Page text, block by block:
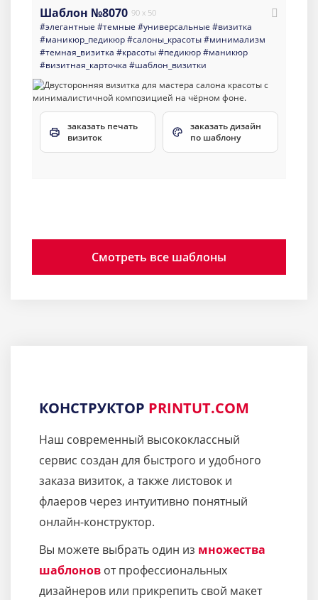
Шаблон №8070 90 x 50
#элегантные #темные #универсальные #визитка
#маникюр_педикюр#салоны_красоты#минимализм
#темная_визитка #красоты#педикюр#маникюр
#визитная_карточка #шаблон_визитки
заказать печать
визиток
заказать дизайн
по шаблону
Смотреть все шаблоны
КОНСТРУКТОР PRINTUT.COM
Наш современный высококлассный
сервис создан для быстрого и удобного
заказа визиток, а также листовок и
флаеров через интуитивно понятный
онлайн-конструктор.
Вы можете выбрать один из множества
шаблонов от профессиональных
дизайнеров или прикрепить свой макет